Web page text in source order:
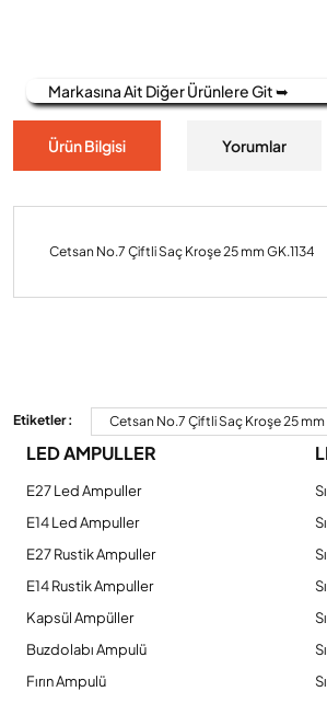
Markasına Ait Diğer Ürünlere Git ➥
Ürün Bilgisi Yorumlar
Cetsan No.7 Çiftli Saç Kroşe 25 mm GK.1134
Ürün resmi kalitesiz, bozuk veya
Ürün açıklamasında eksik bilgiler
Ürün bilgilerinde hatalar bulunuyor.
Ürün fiyatı diğer sitelerden daha pahalı.
Bu ürüne benzer farklı alternatifler olmalı.
Etiketler : Cetsan No.7 Çiftli Saç Kroşe 25
LED AMPULLER
E27 Led Ampuller
E14 Led Ampuller
E27 Rustik Ampuller
E14 Rustik Ampuller
Kapsül Ampüller
Buzdolabı Ampulü
Fırın Ampulü